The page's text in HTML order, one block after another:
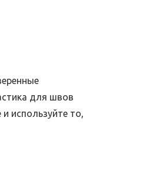
для швов
используйте то,